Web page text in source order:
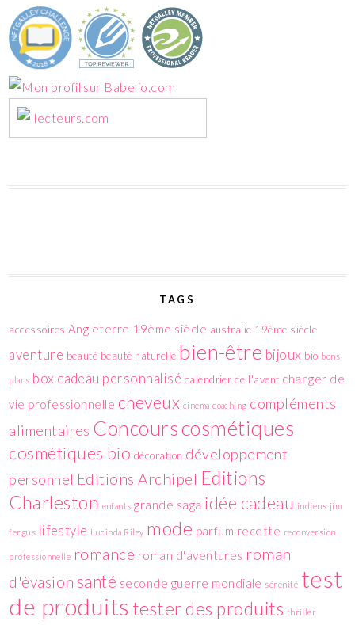
lecteurs.com
TAGS
accessoires Angleterre 19ème siècle australie 19ème siècle
aventure beauté beauté naturelle bien-être bijoux bio bons
plans box cadeau personnalisé calendrier de l'avent changer de
vie professionnelle cheveux cinema coaching compléments
alimentaires Concourscosmétiques
cosmétiques bio décoration développement
personnel Editions Archipel Editions
Charleston enfants grande saga idée cadeau indiens jim
fergus lifestyle Lucinda Riley mode parfum recette reconversion
professionnelle romance roman d'aventures roman
d'évasion santé seconde guerre mondiale sérénité test
de produits tester des produits thriller